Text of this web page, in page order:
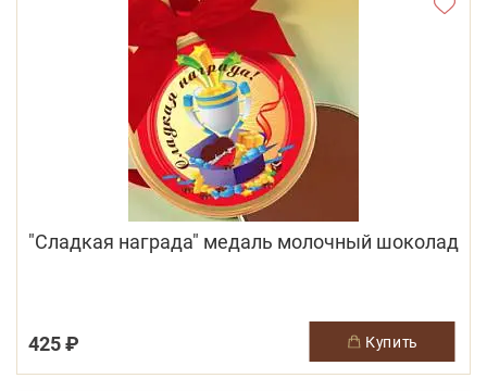
"Сладкая награда" медаль молочный шоколад
425 ₽ купить